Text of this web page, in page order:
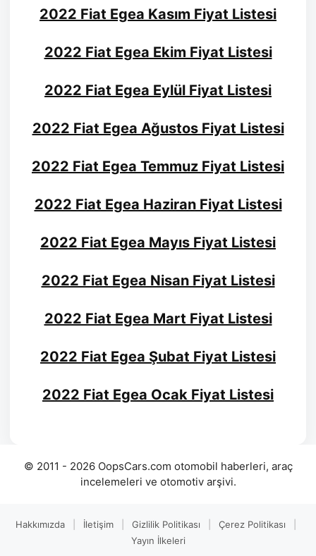
2022 Fiat Egea Kasım Fiyat Listesi
2022 Fiat Egea Ekim Fiyat Listesi
2022 Fiat Egea Eylül Fiyat Listesi
2022 Fiat Egea Ağustos Fiyat Listesi
2022 Fiat Egea Temmuz Fiyat Listesi
2022 Fiat Egea Haziran Fiyat Listesi
2022 Fiat Egea Mayıs Fiyat Listesi
2022 Fiat Egea Nisan Fiyat Listesi
2022 Fiat Egea Mart Fiyat Listesi
2022 Fiat Egea Şubat Fiyat Listesi
2022 Fiat Egea Ocak Fiyat Listesi
© 2011 - 2026 OopsCars.com otomobil haberleri, araç
incelemeleri ve otomotiv arşivi.
Hakkımızda İletişim Gizlilik Politikası Çerez Politikası
Yayın İlkeleri